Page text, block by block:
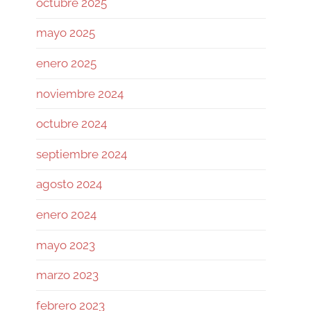
revisando si la base de su
José Siles | AI | Data
@josesilesdata
LÍMITE DE USO DIARIO."
Ramiro (Book&Trading)
@ramtraderbook
mayo 2025
enero 2025
noviembre 2024
octubre 2024
septiembre 2024
agosto 2024
enero 2024
mayo 2023
marzo 2023
febrero 2023